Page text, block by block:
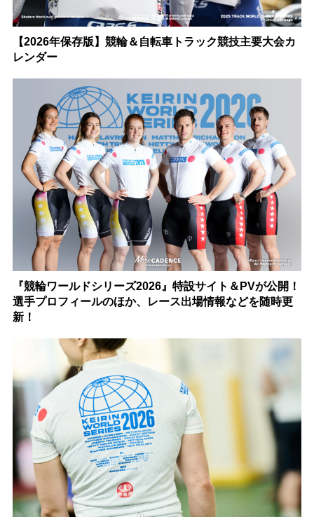
【2026年保存版】競輪＆自転車トラック競技主要大会カ
レンダー
『競輪ワールドシリーズ2026』特設サイト＆PVが公開！
選手プロフィールのほか、レース出場情報などを随時更
新！